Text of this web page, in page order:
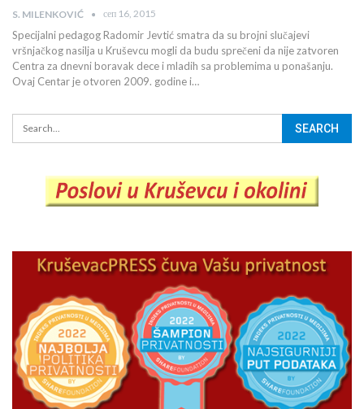
S. MILENKOVIĆ сеп 16, 2015
Specijalni pedagog Radomir Jevtić smatra da su brojni slučajevi
vršnjačkog nasilja u Kruševcu mogli da budu sprečeni da nije zatvoren
Centra za dnevni boravak dece i mladih sa problemima u ponašanju.
Ovaj Centar je otvoren 2009. godine i…